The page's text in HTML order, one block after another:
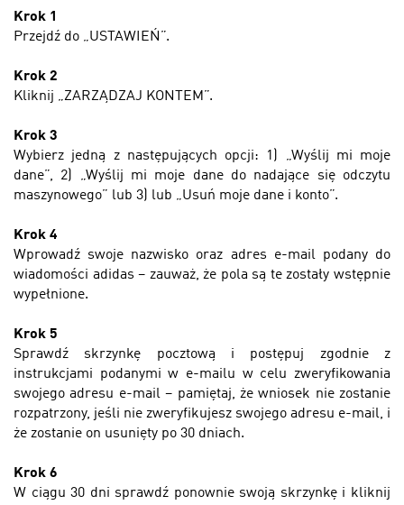
Krok 1
Przejdź do „USTAWIEŃ”.
Krok 2
Kliknij „ZARZĄDZAJ KONTEM”.
Krok 3
Wybierz jedną z następujących opcji: 1) „Wyślij mi moje
dane”, 2) „Wyślij mi moje dane do nadające się odczytu
maszynowego” lub 3) lub „Usuń moje dane i konto”.
Krok 4
Wprowadź swoje nazwisko oraz adres e-mail podany do
wiadomości adidas – zauważ, że pola są te zostały wstępnie
wypełnione.
Krok 5
Sprawdź skrzynkę pocztową i postępuj zgodnie z
instrukcjami podanymi w e-mailu w celu zweryfikowania
swojego adresu e-mail – pamiętaj, że wniosek nie zostanie
rozpatrzony, jeśli nie zweryfikujesz swojego adresu e-mail, i
że zostanie on usunięty po 30 dniach.
Krok 6
W ciągu 30 dni sprawdź ponownie swoją skrzynkę i kliknij